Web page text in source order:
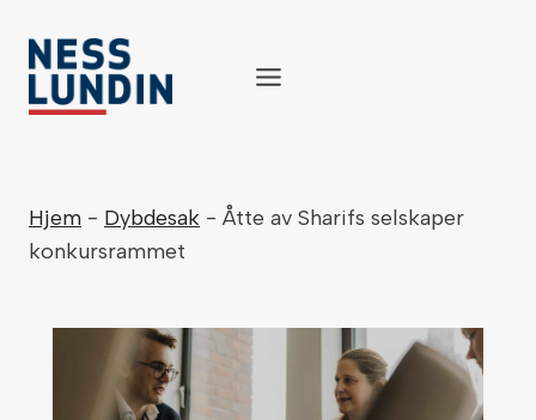
content
Hjem - Dybdesak - Åtte av Sharifs selskaper
konkursrammet